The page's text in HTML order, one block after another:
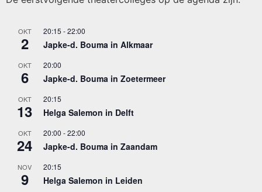
OKT
2
20:15 -22:00
Japke-d. Bouma in Alkmaar
OKT
6
20:00
Japke-d. Bouma in Zoetermeer
OKT
13
20:15
Helga Salemon in Delft
OKT
24
20:00 -22:00
Japke-d. Bouma in Zaandam
NOV
9
20:15
Helga Salemon in Leiden